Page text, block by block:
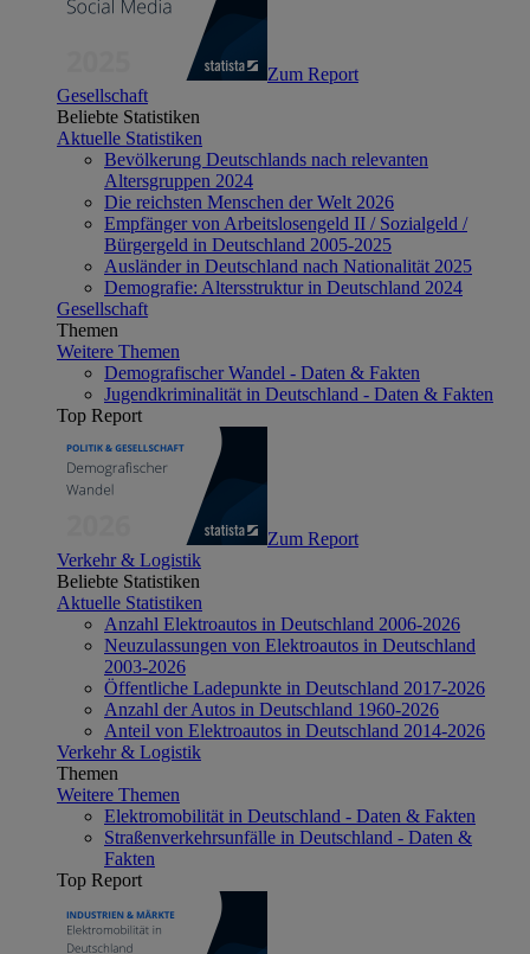
Zum Report
Gesellschaft
Beliebte Statistiken
Aktuelle Statistiken
Bevölkerung Deutschlands nach relevanten
Altersgruppen 2024
Die reichsten Menschen der Welt 2026
Empfänger von Arbeitslosengeld II / Sozialgeld /
Bürgergeld in Deutschland 2005-2025
Ausländer in Deutschland nach Nationalität 2025
Demografie: Altersstruktur in Deutschland 2024
Gesellschaft
Themen
Weitere Themen
Demografischer Wandel - Daten & Fakten
Jugendkriminalität in Deutschland - Daten & Fakten
Top Report
Zum Report
Verkehr & Logistik
Beliebte Statistiken
Aktuelle Statistiken
Anzahl Elektroautos in Deutschland 2006-2026
Neuzulassungen von Elektroautos in Deutschland
2003-2026
Öffentliche Ladepunkte in Deutschland 2017-2026
Anzahl der Autos in Deutschland 1960-2026
Anteil von Elektroautos in Deutschland 2014-2026
Verkehr & Logistik
Themen
Weitere Themen
Elektromobilität in Deutschland - Daten & Fakten
Straßenverkehrsunfälle in Deutschland - Daten &
Fakten
Top Report